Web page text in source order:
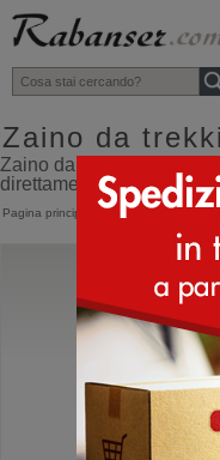
top
Zaino da
Zaino da trekking e
direttamente dall'Italia
Pagina principale > Accessori >